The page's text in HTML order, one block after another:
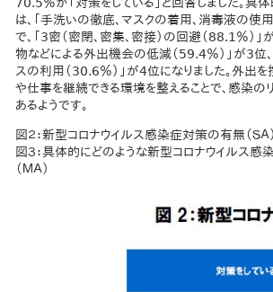
は、「手洗いの徹底、マスクの着用、消毒液の使
で、「3密（密閉、密集、密接）の回避（88.1％）
物などによる外出機会の低減（59.4％）」が3位
スの利用（30.6％）」が4位になりました。外出
や仕事を継続できる環境を整えることで、感染の
あるようです。
図２：新型コロナウイルス感染症対策の有無（ＳＡ）
図３：具体的にどのような新型コロナウイルス感
（ＭＡ）